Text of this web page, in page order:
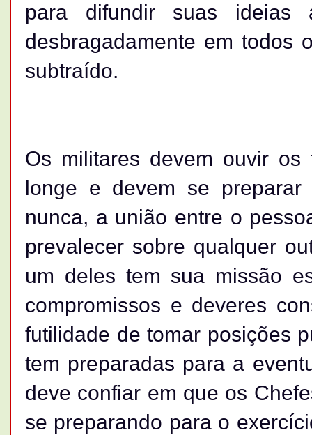
para difundir suas ideias
desbragadamente em todos
subtraído.
Os militares devem ouvir
longe e devem se
nunca, a união entre o
prevalecer sobre qualquer
um deles tem sua missão
compromissos e deveres
futilidade de tomar posições
tem preparadas para a
deve confiar em que os
se preparando para o